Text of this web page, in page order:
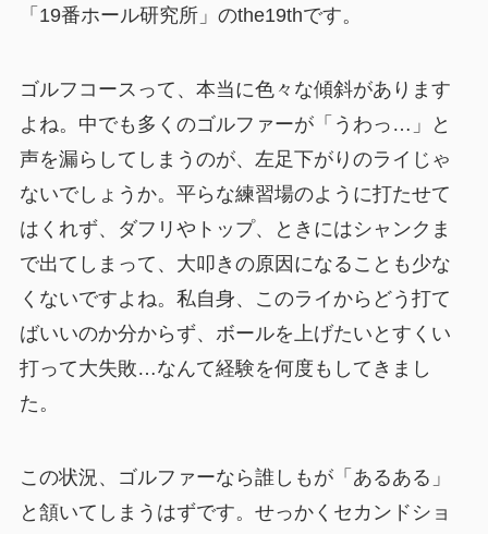
「19番ホール研究所」のthe19thです。
ゴルフコースって、本当に色々な傾斜があります
よね。中でも多くのゴルファーが「うわっ…」と
声を漏らしてしまうのが、左足下がりのライじゃ
ないでしょうか。平らな練習場のように打たせて
はくれず、ダフリやトップ、ときにはシャンクま
で出てしまって、大叩きの原因になることも少な
くないですよね。私自身、このライからどう打て
ばいいのか分からず、ボールを上げたいとすくい
打って大失敗…なんて経験を何度もしてきまし
た。
この状況、ゴルファーなら誰しもが「あるある」
と頷いてしまうはずです。せっかくセカンドショ